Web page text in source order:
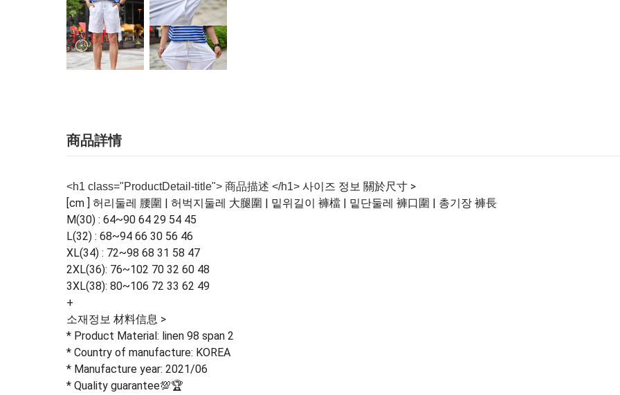
商品詳情
<h1 class="ProductDetail-title"> 商品描述 </h1> 사이즈 정보 關於尺寸 >
[cm ] 허리둘레 腰圍 | 허벅지둘레 大腿圍 | 밑위길이 褲檔 | 밑단둘레 褲口圍 | 총기장 褲長
M(30) : 64~90 64 29 54 45
L(32) : 68~94 66 30 56 46
XL(34) : 72~98 68 31 58 47
2XL(36): 76~102 70 32 60 48
3XL(38): 80~106 72 33 62 49
+
소재정보 材料信息 >
* Product Material: linen 98 span 2
* Country of manufacture: KOREA
* Manufacture year: 2021/06
* Quality guarantee💯🏆